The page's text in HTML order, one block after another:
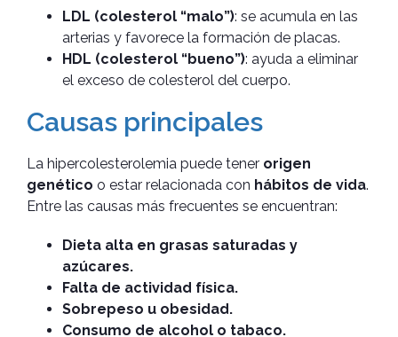
LDL (colesterol “malo”): se acumula en las
arterias y favorece la formación de placas.
HDL (colesterol “bueno”): ayuda a eliminar
el exceso de colesterol del cuerpo.
Causas principales
La hipercolesterolemia puede tener origen
genético o estar relacionada con hábitos de vida.
Entre las causas más frecuentes se encuentran:
Dieta alta en grasas saturadas y
azúcares.
Falta de actividad física.
Sobrepeso u obesidad.
Consumo de alcohol o tabaco.